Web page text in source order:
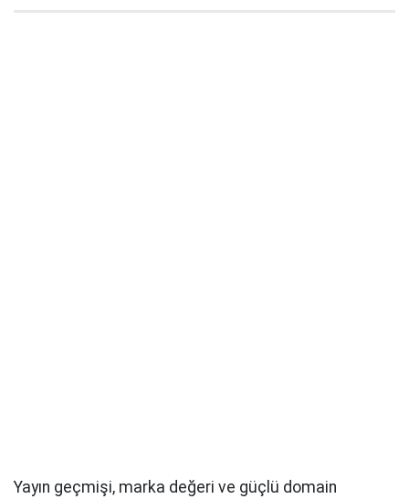
Yayın geçmişi, marka değeri ve güçlü domain